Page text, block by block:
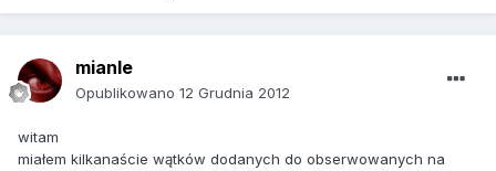
mianle
Opublikowano 12 Grudnia 2012
witam
miałem kilkanaście wątków dodanych do obserwowanych na